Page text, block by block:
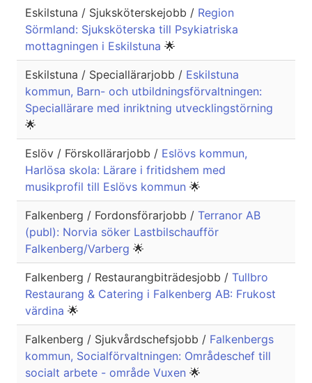
Eskilstuna / Sjuksköterskejobb / Region
Sörmland: Sjuksköterska till Psykiatriska
mottagningen i Eskilstuna 🌟
Eskilstuna / Speciallärarjobb / Eskilstuna
kommun, Barn- och utbildningsförvaltningen:
Speciallärare med inriktning utvecklingstörning
🌟
Eslöv / Förskollärarjobb / Eslövs kommun,
Harlösa skola: Lärare i fritidshem med
musikprofil till Eslövs kommun 🌟
Falkenberg / Fordonsförarjobb / Terranor AB
(publ): Norvia söker Lastbilschaufför
Falkenberg/Varberg 🌟
Falkenberg / Restaurangbiträdesjobb / Tullbro
Restaurang & Catering i Falkenberg AB: Frukost
värdina 🌟
Falkenberg / Sjukvårdschefsjobb / Falkenbergs
kommun, Socialförvaltningen: Områdeschef till
socialt arbete - område Vuxen 🌟